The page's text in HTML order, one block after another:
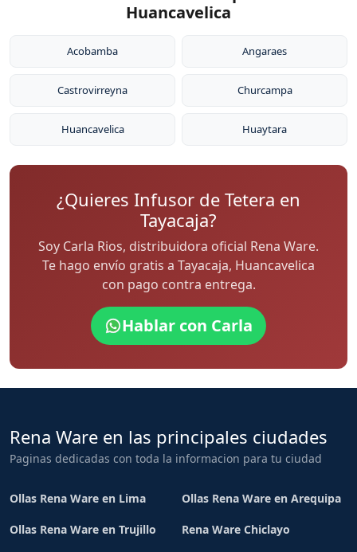
Huancavelica
Acobamba Angaraes
Castrovirreyna Churcampa
Huancavelica Huaytara
¿Quieres Infusor de Tetera en
Tayacaja?
Soy Carla Rios, distribuidora oficial Rena Ware.
Te hago envío gratis a Tayacaja, Huancavelica
con pago contra entrega.
Hablar con Carla
Rena Ware en las principales ciudades
Paginas dedicadas con toda la informacion para tu ciudad
Ollas Rena Ware en Lima Ollas Rena Ware en Arequipa
Ollas Rena Ware en Trujillo Rena Ware Chiclayo